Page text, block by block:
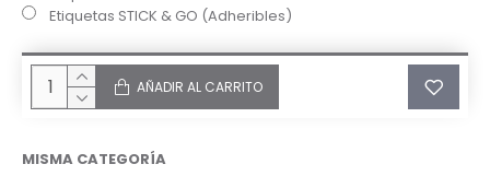
Etiquetas STICK & GO (Adheribles)
AÑADIR AL CARRITO
MISMA CATEGORÍA